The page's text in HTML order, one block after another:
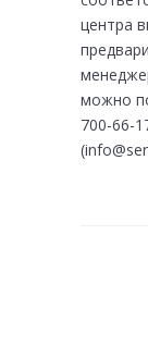
центра
можно
700-66-